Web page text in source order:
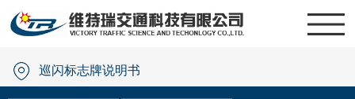
巡闪标志牌说明书